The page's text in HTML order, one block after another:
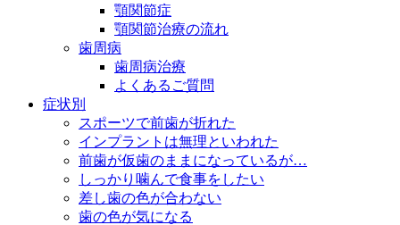
顎関節症
顎関節治療の流れ
歯周病
歯周病治療
よくあるご質問
症状別
スポーツで前歯が折れた
インプラントは無理といわれた
前歯が仮歯のままになっているが…
しっかり噛んで食事をしたい
差し歯の色が合わない
歯の色が気になる